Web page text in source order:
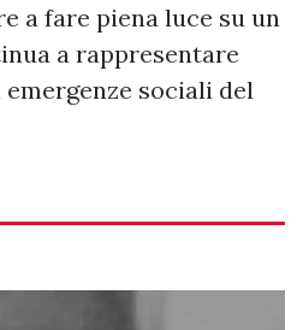
a fare piena luce su un
a rappresentare
sociali del